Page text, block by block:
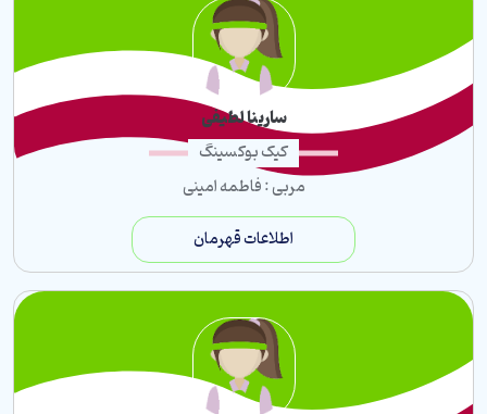
سارینا لطیفی
کیک بوکسینگ
مربی : فاطمه امینی
اطلاعات قهرمان